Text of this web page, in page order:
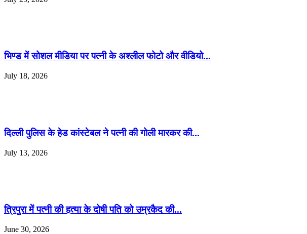
भिण्ड में सोशल मीडिया पर पत्नी के अश्लील फोटो और वीडियो...
July 18, 2026
दिल्ली पुलिस के हेड कांस्टेबल ने पत्नी की गोली मारकर की...
July 13, 2026
त्रिपुरा में पत्नी की हत्या के दोषी पति को उम्रकैद की...
June 30, 2026